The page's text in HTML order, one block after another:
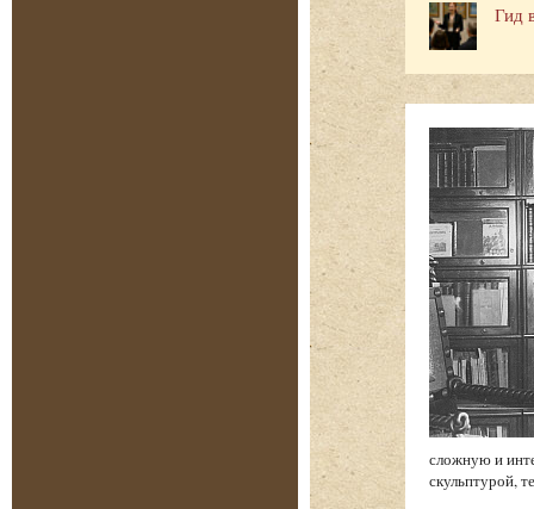
Гид
сложную и
скульптурой,